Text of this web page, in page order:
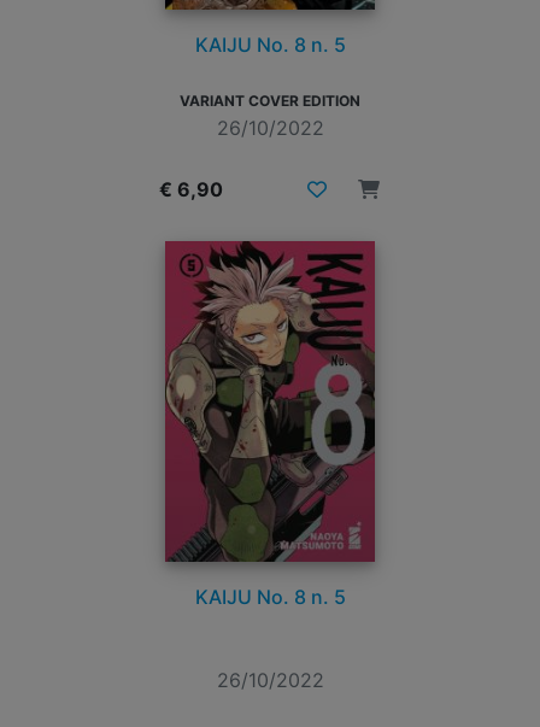
KAIJU No. 8 n. 5
VARIANT COVER EDITION
26/10/2022
€ 6,90
KAIJU No. 8 n. 5
26/10/2022